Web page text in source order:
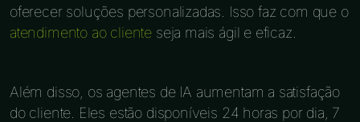
oferecer soluções personalizadas. Isso faz com que o
atendimento ao cliente seja mais ágil e eficaz.
Além disso, os agentes de IA aumentam a satisfação
do cliente. Eles estão disponíveis 24 horas por dia, 7